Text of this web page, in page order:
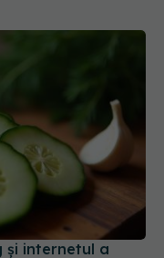
internetul a
în corpul lui!